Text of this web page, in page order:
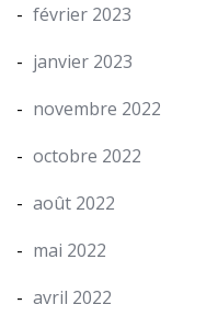
février 2023
janvier 2023
novembre 2022
octobre 2022
août 2022
mai 2022
avril 2022